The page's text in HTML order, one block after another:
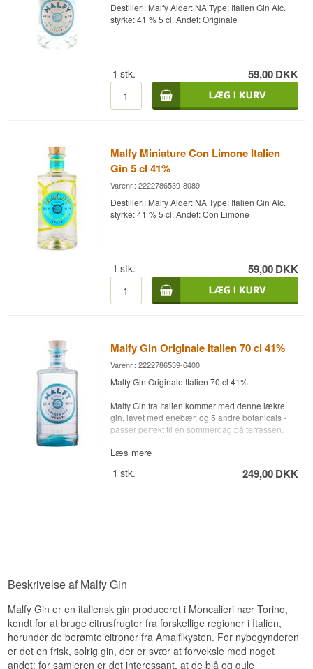
Destilleri: Malfy Alder: NA Type: Italien Gin Alc.
styrke: 41 % 5 cl. Andet: Originale
1 stk. 59,00DKK
Malfy Miniature Con Limone Italien
Gin 5 cl 41%
Varenr.: 2222786539-8089
Destilleri: Malfy Alder: NA Type: Italien Gin Alc.
styrke: 41 % 5 cl. Andet: Con Limone
1 stk. 59,00DKK
Malfy Gin Originale Italien 70 cl 41%
Varenr.: 2222786539-6400
Malfy Gin Originale Italien 70 cl 41%
Malfy Gin fra Italien kommer med denne lækre
gin, lavet med enebær, og 5 andre botanicals -
passer perfekt til en sommerdag på terrassen.
Prøv også:
#1724 Tonic Water - Køb en kasse med 24 og
Læs mere
1 stk. 249,00DKK
Beskrivelse af Malfy Gin
Malfy Gin er en italiensk gin produceret i Moncalieri nær Torino,
kendt for at bruge citrusfrugter fra forskellige regioner i Italien,
herunder de berømte citroner fra Amalfikysten. For nybegynderen
er det en frisk, solrig gin, der er svær at forveksle med noget
andet; for samleren er det interessant, at de blå og gule